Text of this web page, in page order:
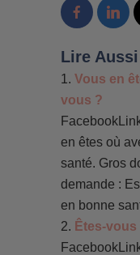
Lire
Vous en
vous ?
en êtes où
santé. Gros
demande :
en bonne
Êtes-vous